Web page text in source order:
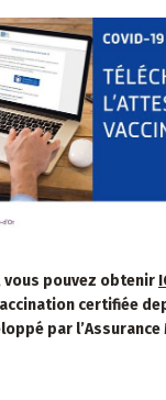
vous pouvez obtenir
certifiée
par l’Assurance